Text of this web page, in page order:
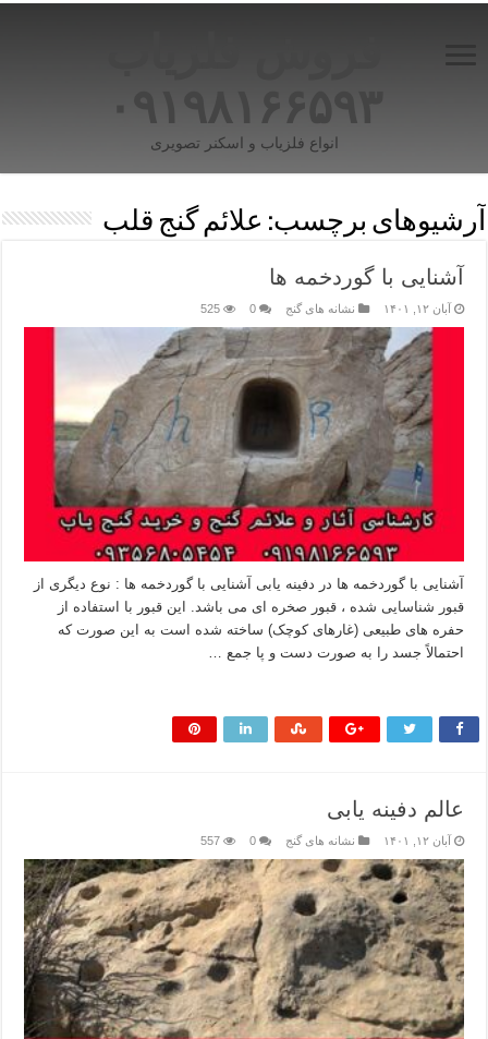
۰۹۱۹۸۱۶۶۵۹۳
انواع فلزیاب و اسکنر تصویری
آرشیوهای برچسب: علائم گنج قلب
آشنایی با گوردخمه ها
آبان ۱۲, ۱۴۰۱ نشانه های گنج 0
525
آشنایی با گوردخمه ها در دفینه یابی آشنایی با گوردخمه ها : نوع دیگری از
قبور شناسایی شده ، قبور صخره ای می باشد. این قبور با استفاده از
حفره های طبیعی (غارهای کوچک) ساخته شده است به این صورت که
احتمالاً جسد را به صورت دست و پا جمع …
عالم دفینه یابی
آبان ۱۲, ۱۴۰۱ نشانه های گنج 0
557